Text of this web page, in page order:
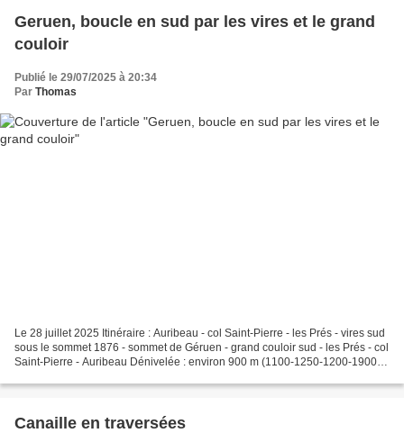
Geruen, boucle en sud par les vires et le grand
couloir
Publié le 29/07/2025 à 20:34
Par Thomas
Le 28 juillet 2025 Itinéraire : Auribeau - col Saint-Pierre - les Prés - vires sud
sous le sommet 1876 - sommet de Géruen - grand couloir sud - les Prés - col
Saint-Pierre - Auribeau Dénivelée : environ 900 m (1100-1250-1200-1900-
Canaille en traversées